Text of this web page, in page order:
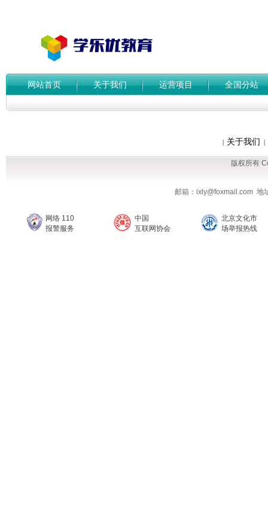
网站首页 关于我们 运营项目 全国分站
| 关于我们 |
版权所有
邮箱：ixly@foxmail.com 地
网络 110
报警服务
中国
互联网协会
北京文化市
场举报热线